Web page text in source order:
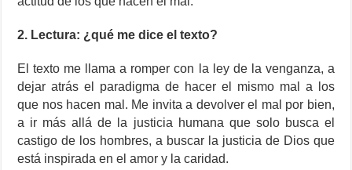
2. Lectura: ¿qué me dice el texto?
El texto me llama a romper con la ley de la venganza, a
dejar atrás el paradigma de hacer el mismo mal a los
que nos hacen mal. Me invita a devolver el mal por bien,
a ir más allá de la justicia humana que solo busca el
castigo de los hombres, a buscar la justicia de Dios que
está inspirada en el amor y la caridad.